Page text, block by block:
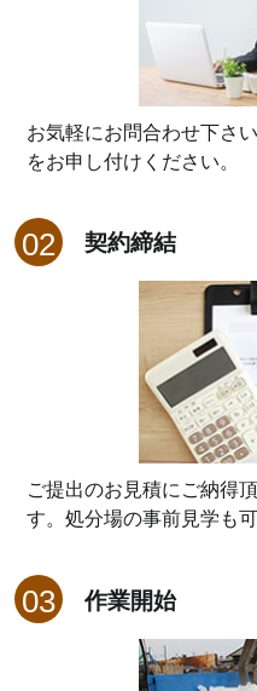
お気軽にお問合わせ下さ
をお申し付けください。
契約締結
ご提出のお見積にご納得
す。処分場の事前見学も可
作業開始